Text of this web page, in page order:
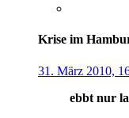
Krise im
31. März 2010,
ebbt nur